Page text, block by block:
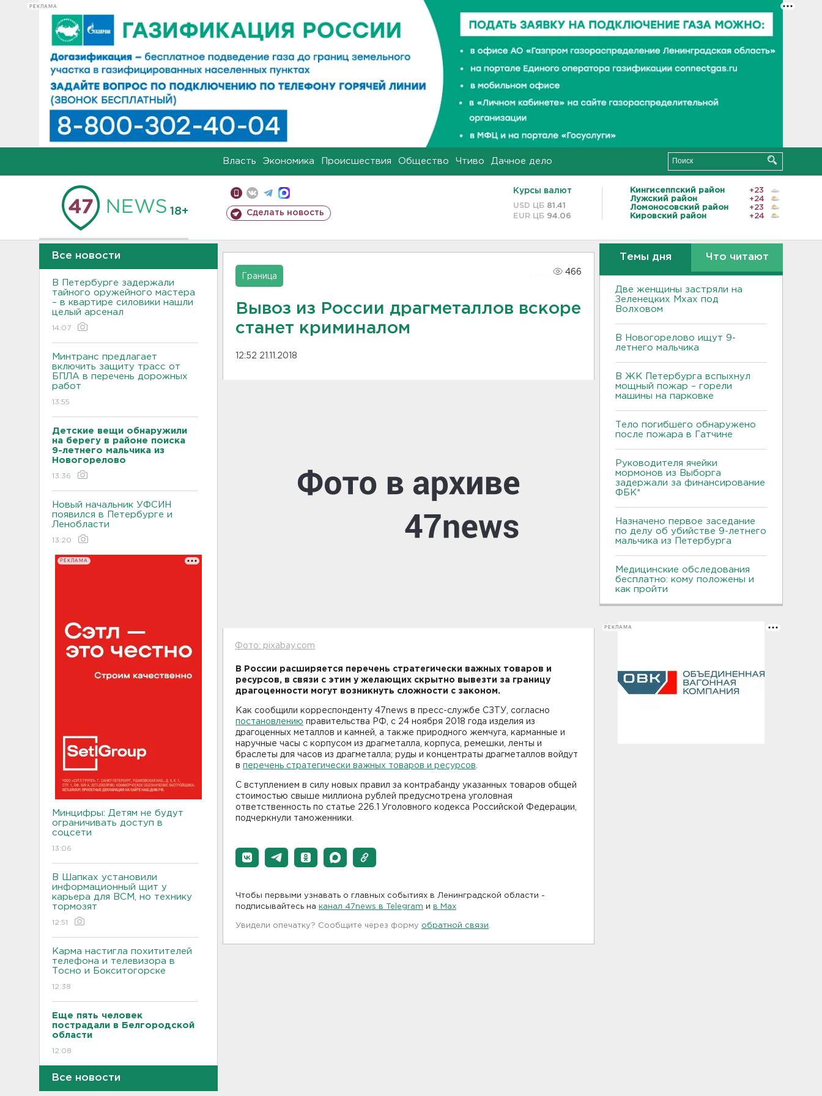
РЕКЛАМА
Власть Экономика Происшествия Общество Чтиво Дачное дело
18+ Сделать новость
Курсы валют
USD ЦБ 81.41
EUR ЦБ 94.06
Кингисеппский район
+23
Лужский район
+24
Ломоносовский район
+23
Кировский район
+24
Все новости
В Петербурге задержали
тайного оружейного мастера
– в квартире силовики нашли
целый арсенал
14:07
Минтранс предлагает
включить защиту трасс от
БПЛА в перечень дорожных
работ
13:55
Детские вещи обнаружили
на берегу в районе поиска
9-летнего мальчика из
Новогорелово
13:36
Новый начальник УФСИН
появился в Петербурге и
Ленобласти
13:20
РЕКЛАМА
Минцифры: Детям не будут
ограничивать доступ в
соцсети
13:06
В Шапках установили
информационный щит у
карьера для ВСМ, но технику
тормозят
12:51
Карма настигла похитителей
телефона и телевизора в
Тосно и Бокситогорске
12:38
Еще пять человек
пострадали в Белгородской
области
12:08
В аварии на КАД у Низино
Все новости
Граница
466
Вывоз из России драгметаллов вскоре
станет криминалом
12:52 21.11.2018
Фото: pixabay.com
В России расширяется перечень стратегически важных товаров и
ресурсов, в связи с этим у желающих скрытно вывезти за границу
драгоценности могут возникнуть сложности с законом.
Как сообщили корреспонденту 47news в пресс-службе СЗТУ, согласно
постановлению правительства РФ, с 24 ноября 2018 года изделия из
драгоценных металлов и камней, а также природного жемчуга, карманные и
наручные часы с корпусом из драгметалла, корпуса, ремешки, ленты и
браслеты для часов из драгметалла; руды и концентраты драгметаллов войдут
в перечень стратегически важных товаров и ресурсов
С вступлением в силу новых правил за контрабанду указанных товаров общей
стоимостью свыше миллиона рублей предусмотрена уголовная
ответственность по статье 226.1 Уголовного кодекса Российской Федерации,
подчеркнули таможенники.
Чтобы первыми узнавать о главных событиях в Ленинградской области -
подписывайтесь на канал 47news в Telegram и в Maх
Увидели опечатку? Сообщите через форму обратной связи
Темы дня Что читают
Две женщины застряли на
Зеленецких Мхах под
Волховом
В Новогорелово ищут 9-
летнего мальчика
В ЖК Петербурга вспыхнул
мощный пожар – горели
машины на парковке
Тело погибшего обнаружено
после пожара в Гатчине
Руководителя ячейки
мормонов из Выборга
задержали за финансирование
ФБК*
Назначено первое заседание
по делу об убийстве 9-летнего
мальчика из Петербурга
Медицинские обследования
бесплатно: кому положены и
как пройти
РЕКЛАМА